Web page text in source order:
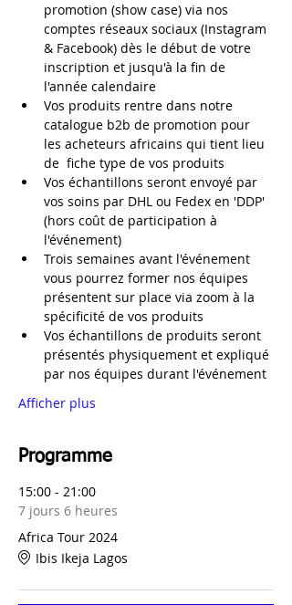
promotion (show case) via nos
comptes réseaux sociaux (Instagram
& Facebook) dès le début de votre
inscription et jusqu'à la fin de
l'année calendaire
Vos produits rentre dans notre
catalogue b2b de promotion pour
les acheteurs africains qui tient lieu
de  fiche type de vos produits
Vos échantillons seront envoyé par
vos soins par DHL ou Fedex en 'DDP'
(hors coût de participation à
l'événement)
Trois semaines avant l'événement
vous pourrez former nos équipes
présentent sur place via zoom à la
spécificité de vos produits
Vos échantillons de produits seront
présentés physiquement et expliqué
par nos équipes durant l'événement
Afficher plus
Programme
15:00 - 21:00
7 jours 6 heures
Africa Tour 2024
Ibis Ikeja Lagos